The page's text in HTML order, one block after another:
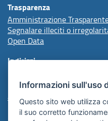
Trasparenza
Amministrazione
Segnalare illeciti o
Open Data
Indirizzi
arpalpuglia@pec.rupar.puglia.it
Informazioni sull'uso
Questo sito web utilizza
il suo corretto